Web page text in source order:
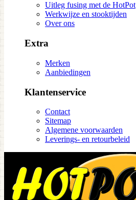
Uitleg fusing met de HotPot
Werkwijze en stooktijden
Over ons
Extra
Merken
Aanbiedingen
Klantenservice
Contact
Sitemap
Algemene voorwaarden
Leverings- en retourbeleid